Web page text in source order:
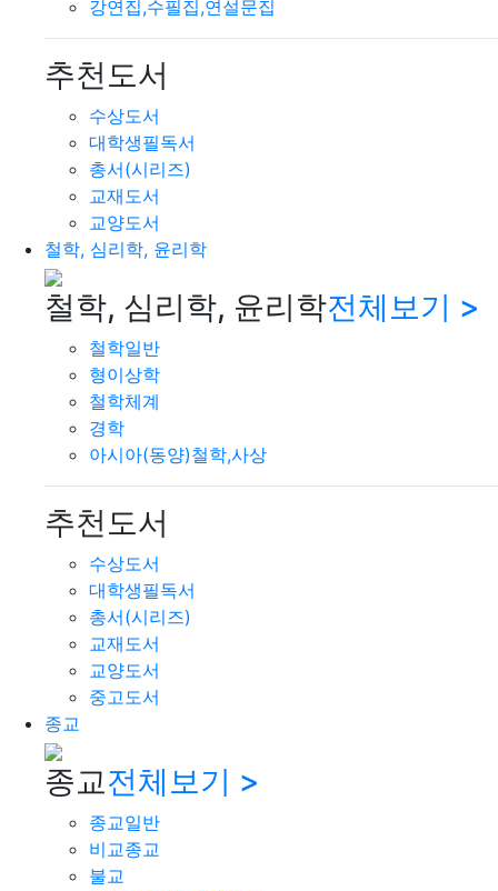
강연집,수필집,연설문집
추천도서
수상도서
대학생필독서
총서(시리즈)
교재도서
교양도서
철학, 심리학, 윤리학
철학, 심리학, 윤리학전체보기 >
철학일반
형이상학
철학체계
경학
아시아(동양)철학,사상
추천도서
수상도서
대학생필독서
총서(시리즈)
교재도서
교양도서
중고도서
종교
종교전체보기 >
종교일반
비교종교
불교